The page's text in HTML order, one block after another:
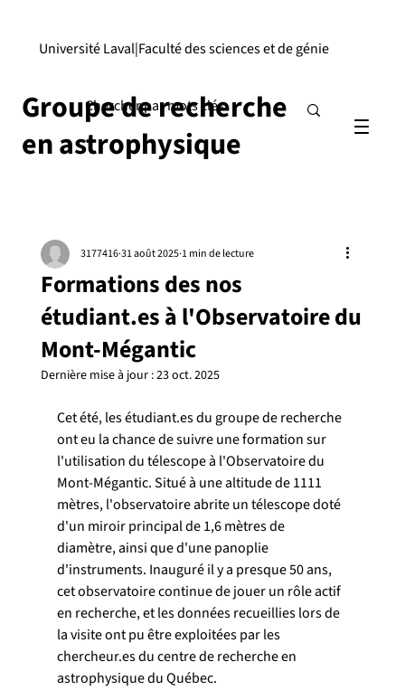
Groupe de recherche
en astrophysique
|
Université Laval Faculté des sciences et de génie
Formations des nos
étudiant.es à l'Observatoire du
Mont-Mégantic
317741631 août 20251 min de lecture
Dernière mise à jour :23 oct. 2025
Cet été, les étudiant.es du groupe de recherche
ont eu la chance de suivre une formation sur
l'utilisation du télescope à l'Observatoire du
Mont-Mégantic. Situé à une altitude de 1111
mètres, l'observatoire abrite un télescope doté
d'un miroir principal de 1,6 mètres de
diamètre, ainsi que d'une panoplie
d'instruments. Inauguré il y a presque 50 ans,
cet observatoire continue de jouer un rôle actif
en recherche, et les données recueillies lors de
la visite ont pu être exploitées par les
chercheur.es du centre de recherche en
astrophysique du Québec.